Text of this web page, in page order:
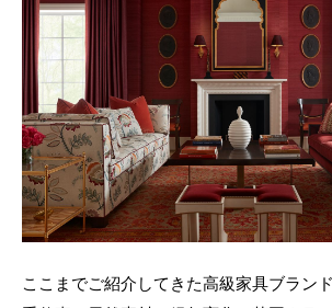
ここまでご紹介してきた高級家具ブラ